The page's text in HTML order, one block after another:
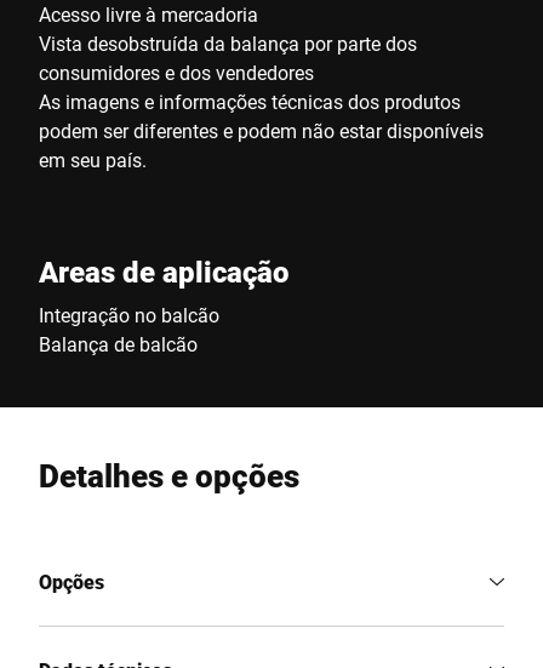
Acesso livre à mercadoria
Vista desobstruída da balança por parte dos
consumidores e dos vendedores
As imagens e informações técnicas dos produtos
podem ser diferentes e podem não estar disponíveis
em seu país.
Areas de aplicação
Integração no balcão
Balança de balcão
Detalhes e opções
Opções